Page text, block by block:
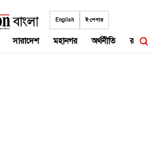
English ই-পেপার
সারাদেশ মহানগর অর্থনীতি রাজনীতি